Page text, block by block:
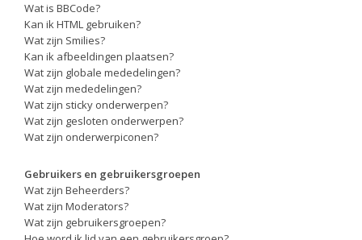
Wat is BBCode?
Kan ik HTML gebruiken?
Wat zijn Smilies?
Kan ik afbeeldingen plaatsen?
Wat zijn globale mededelingen?
Wat zijn mededelingen?
Wat zijn sticky onderwerpen?
Wat zijn gesloten onderwerpen?
Wat zijn onderwerpiconen?
Gebruikers en gebruikersgroepen
Wat zijn Beheerders?
Wat zijn Moderators?
Wat zijn gebruikersgroepen?